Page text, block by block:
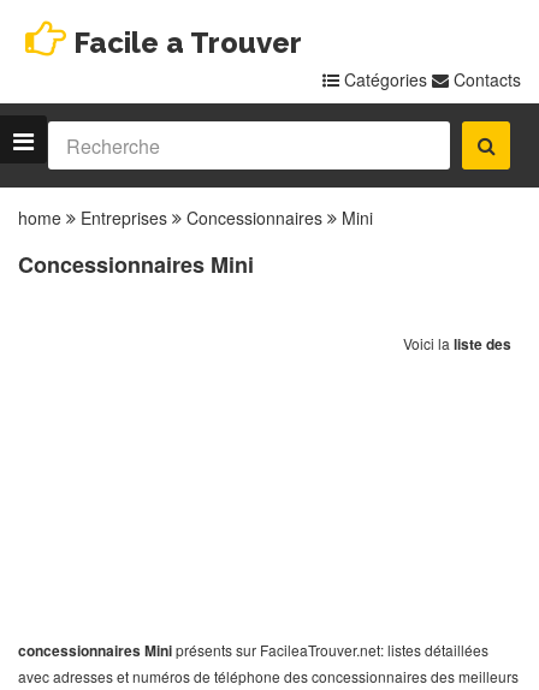
Facile a Trouver
Catégories Contacts
home Entreprises Concessionnaires Mini
Concessionnaires Mini
Voici la liste des
concessionnaires Miniprésents sur FacileaTrouver.net: listes détaillées
avec adresses et numéros de téléphone des concessionnaires des meilleurs